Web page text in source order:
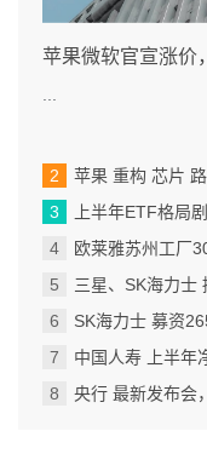
苹果微软官宣涨价
苹果 重构 芯片
上半年ETF格局
欧莱雅苏州工厂
三星、SK海力士
SK海力士 募资
中国人寿 上半年
央行 最新发布会